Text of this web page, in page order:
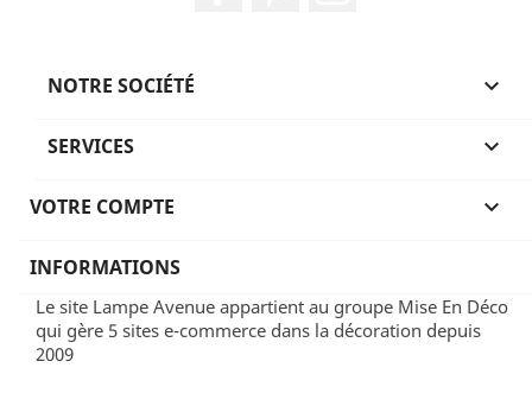
NOTRE SOCIÉTÉ 
SERVICES 
VOTRE COMPTE 
INFORMATIONS
Le site Lampe Avenue appartient au groupe Mise En Déco
qui gère 5 sites e-commerce dans la décoration depuis
2009